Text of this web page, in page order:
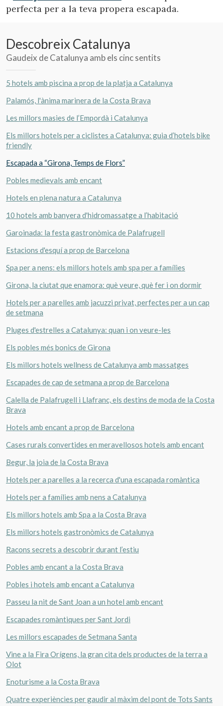
Gestionar la meva reserva
Verificar localitzador
perfecta per a la teva propera escapada.
Descobreix Catalunya
Gaudeix de Catalunya amb els cinc sentits
5 hotels amb piscina a prop de la platja a Catalunya
Palamós, l'ànima marinera de la Costa Brava
Les millors masies de l’Empordà i Catalunya
Els millors hotels per a ciclistes a Catalunya: guia d’hotels bike
friendly
Escapada a “Girona, Temps de Flors”
Pobles medievals amb encant
Hotels en plena natura a Catalunya
10 hotels amb banyera d'hidromassatge a l’habitació
Garoinada: la festa gastronòmica de Palafrugell
Estacions d'esquí a prop de Barcelona
Spa per a nens: els millors hotels amb spa per a famílies
Girona, la ciutat que enamora: què veure, què fer i on dormir
Hotels per a parelles amb jacuzzi privat, perfectes per a un cap
de setmana
Pluges d'estrelles a Catalunya: quan i on veure-les
Els pobles més bonics de Girona
Els millors hotels wellness de Catalunya amb massatges
Escapades de cap de setmana a prop de Barcelona
Calella de Palafrugell i Llafranc, els destins de moda de la Costa
Brava
Hotels amb encant a prop de Barcelona
Cases rurals convertides en meravellosos hotels amb encant
Begur, la joia de la Costa Brava
Hotels per a parelles a la recerca d'una escapada romàntica
Hotels per a famílies amb nens a Catalunya
Els millors hotels amb Spa a la Costa Brava
Els millors hotels gastronòmics de Catalunya
Racons secrets a descobrir durant l’estiu
Pobles amb encant a la Costa Brava
Pobles i hotels amb encant a Catalunya
Passeu la nit de Sant Joan a un hotel amb encant
Escapades romàntiques per Sant Jordi
Les millors escapades de Setmana Santa
Vine a la Fira Orígens, la gran cita dels productes de la terra a
Olot
Enoturisme a la Costa Brava
Quatre experiències per gaudir al màxim del pont de Tots Sants